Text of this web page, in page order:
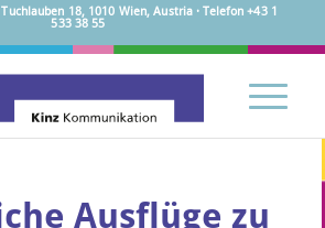
18, 1010 Wien, Austria · Telefon +43 1
533 38 55
Ausflüge zu